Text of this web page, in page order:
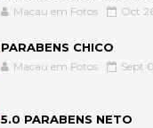
Macau em Fotos Oct
PARABENS CHICO
Macau em Fotos Sept
5.0 PARABENS NETO